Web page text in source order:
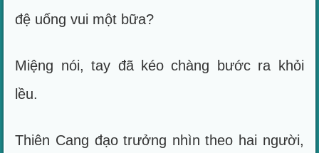
đệ uống vui một bữa?
Miệng nói, tay đã kéo chàng bước ra khỏi
lều.
Thiên Cang đạo trưởng nhìn theo hai người,